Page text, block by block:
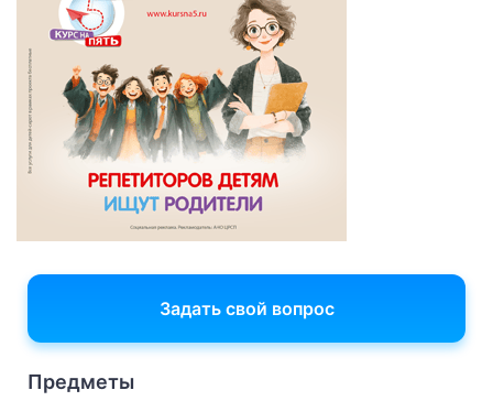
Задать свой вопрос
Предметы